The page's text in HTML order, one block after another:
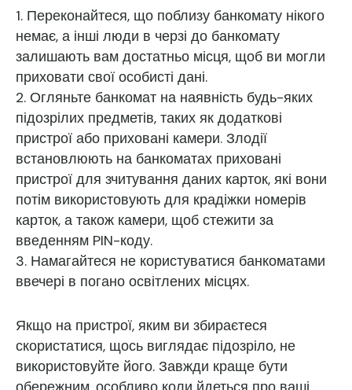
1. Переконайтеся, що поблизу банкомату нікого
немає, а інші люди в черзі до банкомату
залишають вам достатньо місця, щоб ви могли
приховати свої особисті дані.
2. Огляньте банкомат на наявність будь-яких
підозрілих предметів, таких як додаткові
пристрої або приховані камери. Злодії
встановлюють на банкоматах приховані
пристрої для зчитування даних карток, які вони
потім використовують для крадіжки номерів
карток, а також камери, щоб стежити за
введенням PIN-коду.
3. Намагайтеся не користуватися банкоматами
ввечері в погано освітлених місцях.
Якщо на пристрої, яким ви збираєтеся
скористатися, щось виглядає підозріло, не
використовуйте його. Завжди краще бути